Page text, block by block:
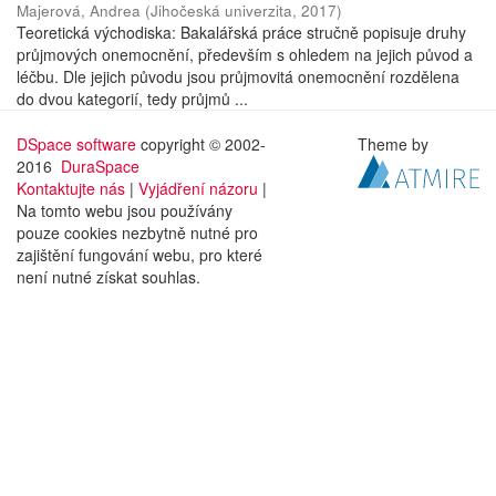
Majerová, Andrea (Jihočeská univerzita, 2017)
Teoretická východiska: Bakalářská práce stručně popisuje druhy
průjmových onemocnění, především s ohledem na jejich původ a
léčbu. Dle jejich původu jsou průjmovitá onemocnění rozdělena
do dvou kategorií, tedy průjmů ...
DSpace software copyright © 2002-
2016 DuraSpace
Kontaktujte nás | Vyjádření názoru |
Na tomto webu jsou používány
pouze cookies nezbytně nutné pro
zajištění fungování webu, pro které
není nutné získat souhlas.
Theme by